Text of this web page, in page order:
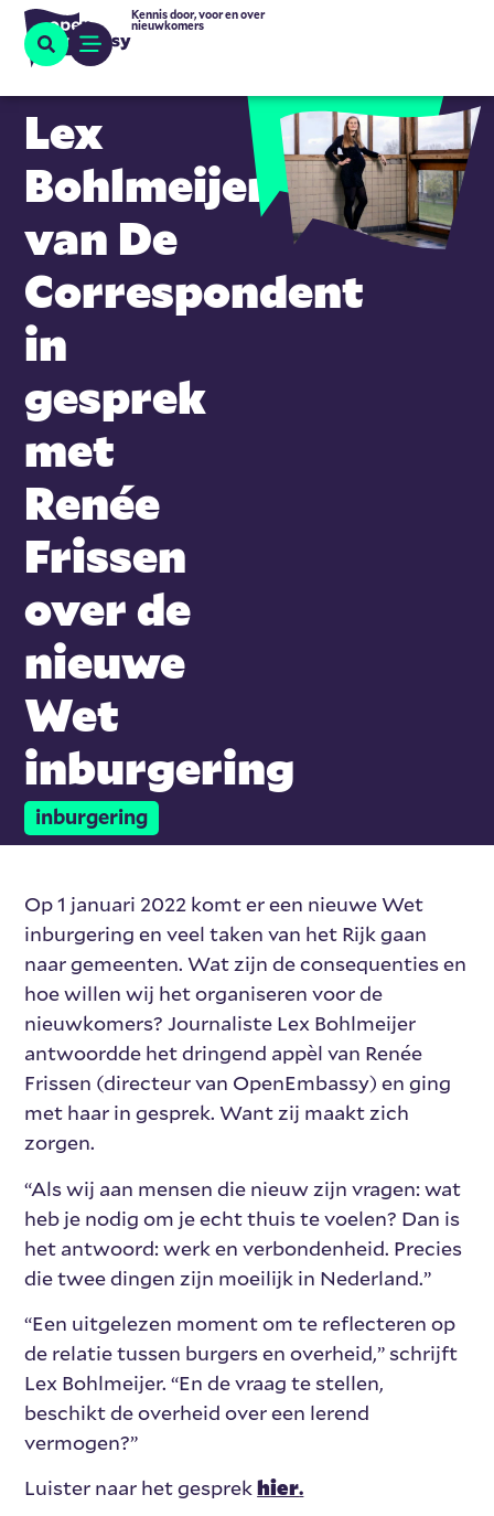
Kennis door, voor en over
nieuwkomers
Lex
Bohlmeijer
van De
Correspondent
in
gesprek
met
Renée
Frissen
over de
nieuwe
Wet
inburgering
inburgering
Op 1 januari 2022 komt er een nieuwe Wet
inburgering en veel taken van het Rijk gaan
naar gemeenten. Wat zijn de consequenties en
hoe willen wij het organiseren voor de
nieuwkomers? Journaliste Lex Bohlmeijer
antwoordde het dringend appèl van Renée
Frissen (directeur van OpenEmbassy) en ging
met haar in gesprek. Want zij maakt zich
zorgen.
“Als wij aan mensen die nieuw zijn vragen: wat
heb je nodig om je echt thuis te voelen? Dan is
het antwoord: werk en verbondenheid. Precies
die twee dingen zijn moeilijk in Nederland.”
“Een uitgelezen moment om te reflecteren op
de relatie tussen burgers en overheid,” schrijft
Lex Bohlmeijer. “En de vraag te stellen,
beschikt de overheid over een lerend
vermogen?”
Luister naar het gesprekhier.